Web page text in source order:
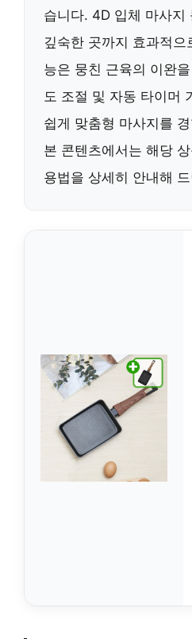
습니다. 4D 입체 마사지
깊숙한 곳까지 효과적으
능은 뭉친 근육의 이완
도 조절 및 자동 타이머
쉽게 맞춤형 마사지를
본 콘텐츠에서는 해당
용법을 상세히 안내해